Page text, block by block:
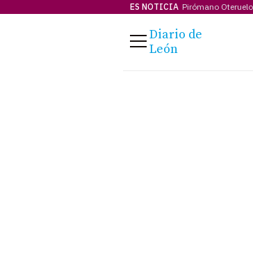
ES NOTICIA Pirómano Oteruelo
Menú
Diario de
León